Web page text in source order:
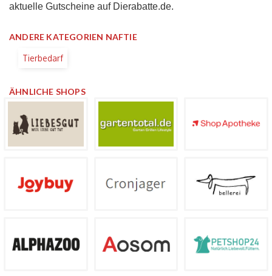
aktuelle Gutscheine auf Dierabatte.de.
ANDERE KATEGORIEN NAFTIE
Tierbedarf
ÄHNLICHE SHOPS